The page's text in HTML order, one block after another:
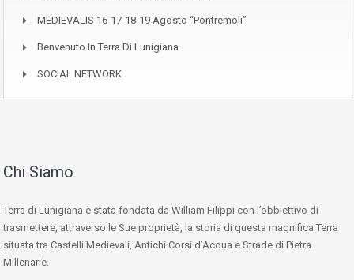
MEDIEVALIS 16-17-18-19 Agosto “Pontremoli”
Benvenuto In Terra Di Lunigiana
SOCIAL NETWORK
Chi Siamo
Terra di Lunigiana è stata fondata da William Filippi con l’obbiettivo di
trasmettere, attraverso le Sue proprietà, la storia di questa magnifica Terra
situata tra Castelli Medievali, Antichi Corsi d’Acqua e Strade di Pietra
Millenarie.